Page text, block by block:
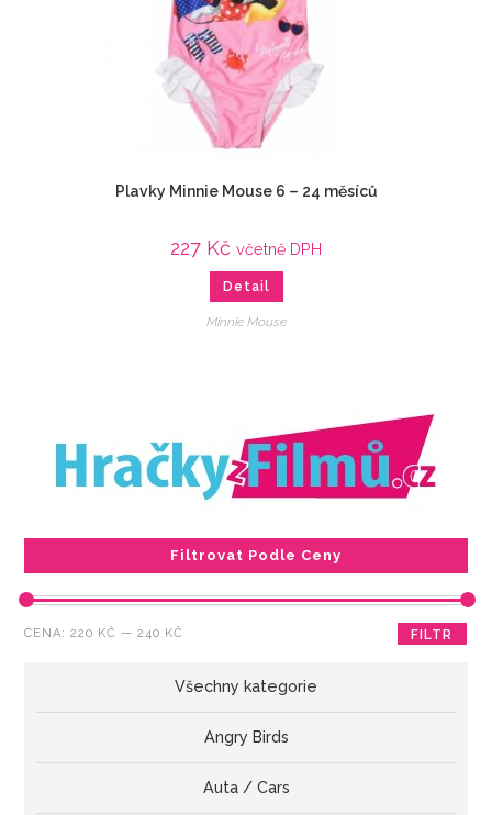
Plavky Minnie Mouse 6 – 24 měsíců
227 Kč včetně DPH
Detail
Minnie Mouse
Filtrovat Podle Ceny
Minimální
Maximální
FILTR
CENA:220 KČ —240 KČ
Všechny kategorie
Angry Birds
Auta / Cars